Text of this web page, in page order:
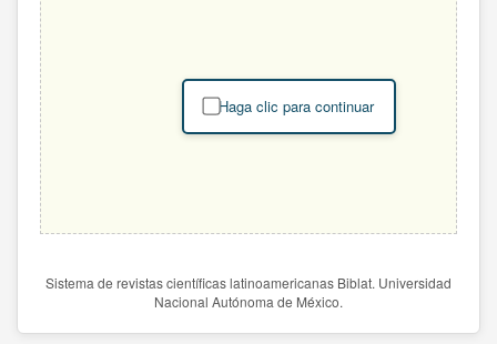
Haga clic para continuar
Sistema de revistas científicas latinoamericanas Biblat. Universidad
Nacional Autónoma de México.